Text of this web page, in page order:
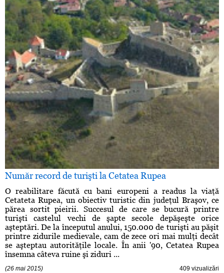
Număr record de turişti la Cetatea Rupea
O reabilitare făcută cu bani europeni a readus la viaţă
Cetateta Rupea, un obiectiv turistic din judeţul Braşov, ce
părea sortit pieirii. Succesul de care se bucură printre
turişti castelul vechi de şapte secole depăşeşte orice
aşteptări. De la începutul anului, 150.000 de turişti au păşit
printre zidurile medievale, cam de zece ori mai mulţi decât
se aşteptau autorităţile locale. În anii '90, Cetatea Rupea
însemna câteva ruine şi ziduri ...
(26 mai 2015) 409 vizualizări